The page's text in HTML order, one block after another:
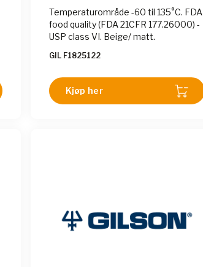
Temperaturområde -60 til 135°C. FDA
food quality (FDA 21CFR 177.26000) -
USP class VI. Beige/ matt.
GIL F1825122
Kjøp her